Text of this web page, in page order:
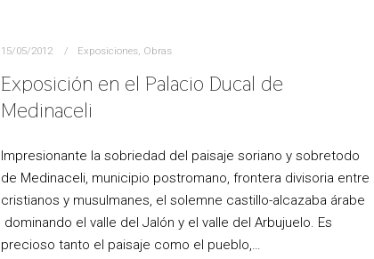
15/05/2012 Exposiciones, Obras
Exposición en el Palacio Ducal de
Medinaceli
Impresionante la sobriedad del paisaje soriano y sobretodo
de Medinaceli, municipio postromano, frontera divisoria entre
cristianos y musulmanes, el solemne castillo-alcazaba árabe
dominando el valle del Jalón y el valle del Arbujuelo. Es
precioso tanto el paisaje como el pueblo,…